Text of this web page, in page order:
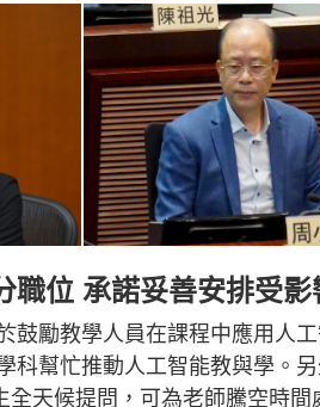
職位 承諾妥善安排受影
鼓勵教學人員在課程中應用人
科幫忙推動人工智能教與學。
全天候提問，可為老師騰空時